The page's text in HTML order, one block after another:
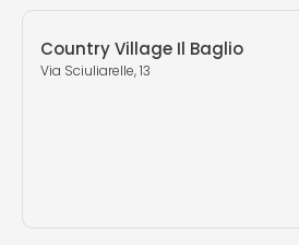
Country Village Il Baglio
Via Sciuliarelle, 13